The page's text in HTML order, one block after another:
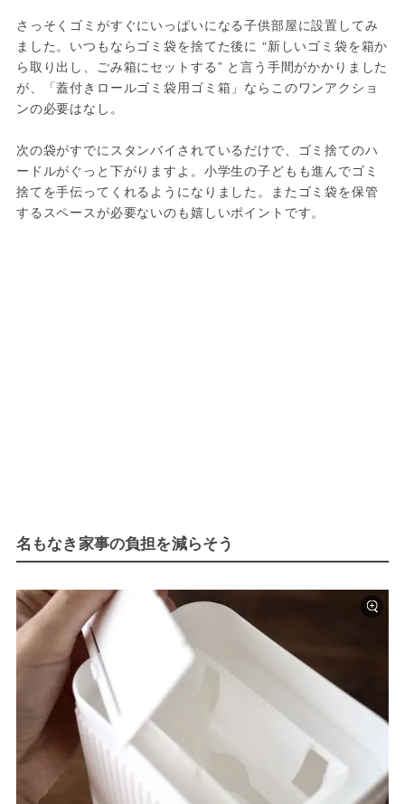
さっそくゴミがすぐにいっぱいになる子供部屋に設置してみ
ました。いつもならゴミ袋を捨てた後に “新しいゴミ袋を箱か
ら取り出し、ごみ箱にセットする” と言う手間がかかりました
が、「蓋付きロールゴミ袋用ゴミ箱」ならこのワンアクショ
ンの必要はなし。
次の袋がすでにスタンバイされているだけで、ゴミ捨てのハ
ードルがぐっと下がりますよ。小学生の子どもも進んでゴミ
捨てを手伝ってくれるようになりました。またゴミ袋を保管
するスペースが必要ないのも嬉しいポイントです。
名もなき家事の負担を減らそう